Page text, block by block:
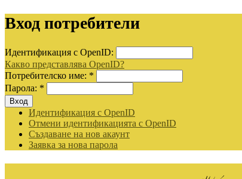
Вход потребители
Идентификация с OpenID:
Какво представлява OpenID?
Потребителско име: *
Парола: *
Идентификация с OpenID
Отмени идентификацията с OpenID
Създаване на нов акаунт
Заявка за нова парола